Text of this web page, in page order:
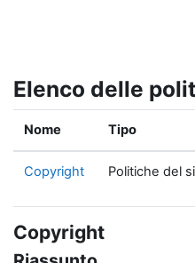
Elenco delle
Nome Tipo
Copyright Politiche del
Copyright